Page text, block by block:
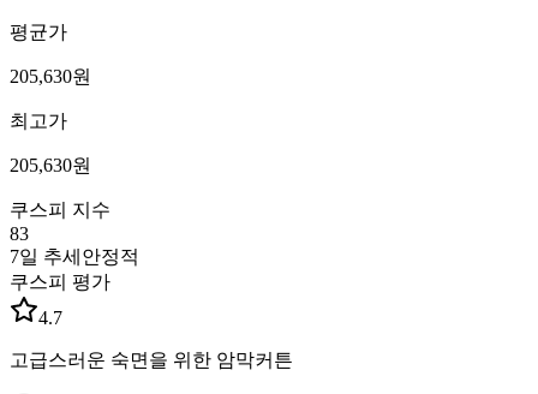
평균가
205,630원
최고가
205,630원
쿠스피 지수
83
7일 추세 안정적
쿠스피 평가
4.7
고급스러운 숙면을 위한 암막커튼